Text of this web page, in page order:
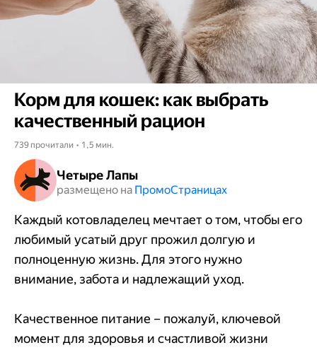
Корм для кошек: как выбрать
качественный рацион
739 прочитали • 1,5 мин.
Четыре Лапы
размещено на Промо​​​​​​​Страницах
Каждый котовладелец мечтает о том, чтобы его
любимый усатый друг прожил долгую и
полноценную жизнь. Для этого нужно
внимание, забота и надлежащий уход.
Качественное питание – пожалуй, ключевой
момент для здоровья и счастливой жизни